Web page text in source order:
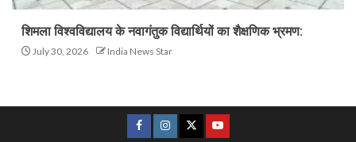
शिमला विश्वविद्यालय के नवागंतुक विद्यार्थियों का शैक्षणिक भ्रमण:
July 30, 2026 India News Star